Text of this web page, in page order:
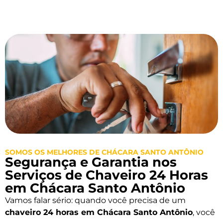
SOMOS OS MELHORES DE CHÁCARA SANTO ANTÔNIO
Segurança e Garantia nos
Serviços de Chaveiro 24 Horas
em Chácara Santo Antônio
Vamos falar sério: quando você precisa de um
chaveiro 24 horas em Chácara Santo Antônio, você